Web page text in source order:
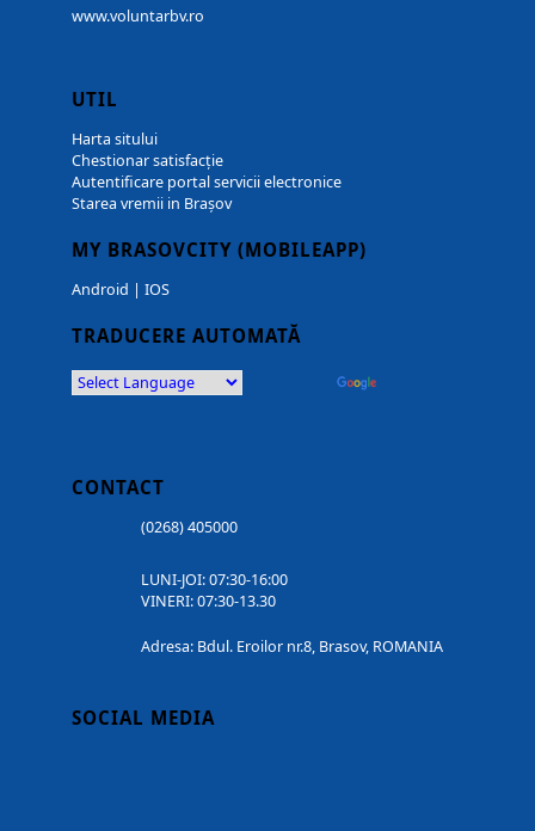
www.voluntarbv.ro
UTIL
Harta sitului
Chestionar satisfacție
Autentificare portal servicii electronice
Starea vremii in Brașov
MY BRASOVCITY (MOBILEAPP)
Android | IOS
TRADUCERE AUTOMATĂ
CONTACT
(0268) 405000
LUNI-JOI: 07:30-16:00
VINERI: 07:30-13.30
Adresa: Bdul. Eroilor nr.8, Brasov, ROMANIA
SOCIAL MEDIA